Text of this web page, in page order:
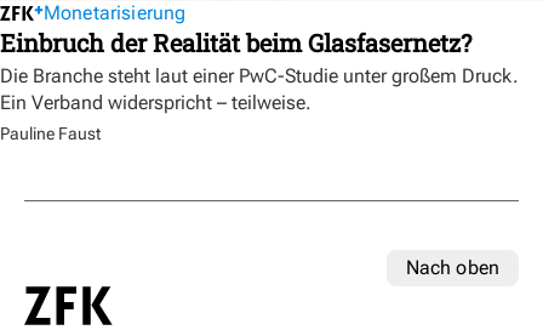
Monetarisierung
Einbruch der Realität beim Glasfasernetz?
Die Branche steht laut einer PwC-Studie unter großem Druck.
Ein Verband widerspricht – teilweise.
Pauline Faust
Nach oben